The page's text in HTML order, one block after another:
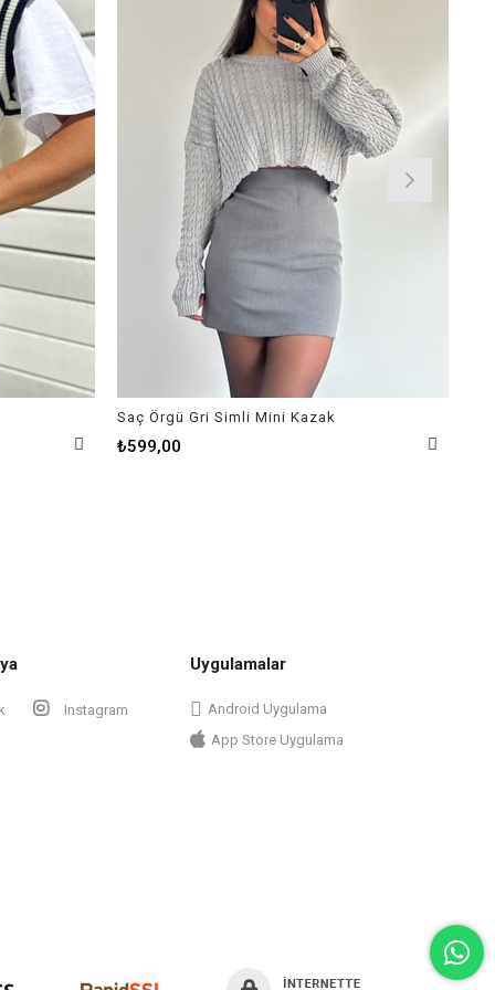
Saç Örgü Gri Simli Mini Kazak
₺599,00
Instagram
Uygulamalar
Android Uygulama
App Store Uygulama